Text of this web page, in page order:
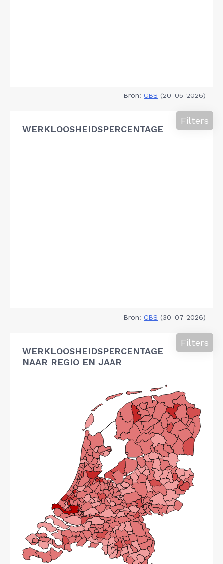
Bron: CBS (20-05-2026)
WERKLOOSHEIDSPERCENTAGE
Filters
Bron: CBS (30-07-2026)
WERKLOOSHEIDSPERCENTAGE
NAAR REGIO EN JAAR
Filters